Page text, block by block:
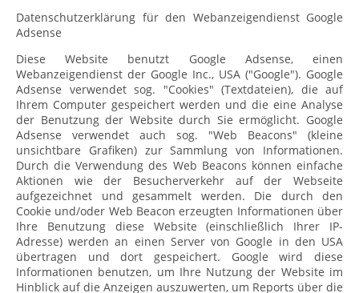
Datenschutzerklärung für den Webanzeigendienst Google
Adsense
Diese Website benutzt Google Adsense, einen
Webanzeigendienst der Google Inc., USA ("Google"). Google
Adsense verwendet sog. "Cookies" (Textdateien), die auf
Ihrem Computer gespeichert werden und die eine Analyse
der Benutzung der Website durch Sie ermöglicht. Google
Adsense verwendet auch sog. "Web Beacons" (kleine
unsichtbare Grafiken) zur Sammlung von Informationen.
Durch die Verwendung des Web Beacons können einfache
Aktionen wie der Besucherverkehr auf der Webseite
aufgezeichnet und gesammelt werden. Die durch den
Cookie und/oder Web Beacon erzeugten Informationen über
Ihre Benutzung diese Website (einschließlich Ihrer IP-
Adresse) werden an einen Server von Google in den USA
übertragen und dort gespeichert. Google wird diese
Informationen benutzen, um Ihre Nutzung der Website im
Hinblick auf die Anzeigen auszuwerten, um Reports über die